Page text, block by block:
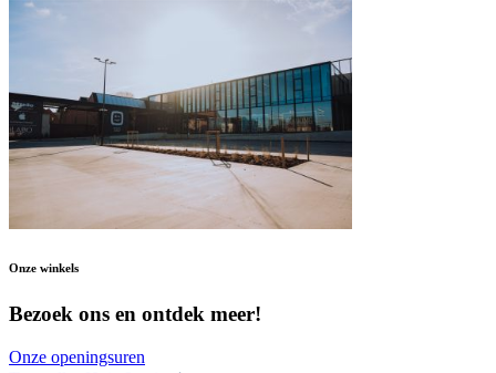
Onze winkels
Bezoek ons en ontdek meer!
Onze openingsuren